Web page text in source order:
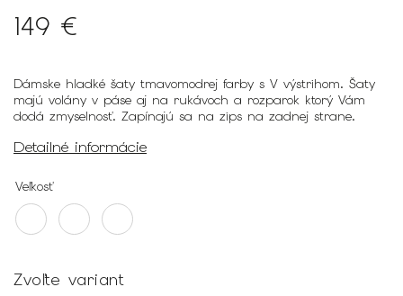
149 €
Dámske hladké šaty tmavomodrej farby s V výstrihom. Šaty
majú volány v páse aj na rukávoch a rozparok ktorý Vám
dodá zmyselnosť. Zapínajú sa na zips na zadnej strane.
Detailné informácie
Veľkosť
Zvoľte variant